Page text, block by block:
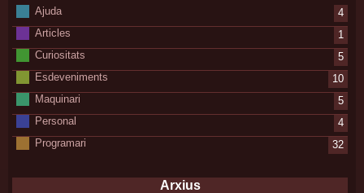
Ajuda
4
Articles
1
Curiositats
5
Esdeveniments
10
Maquinari
5
Personal
4
Programari
32
Arxius